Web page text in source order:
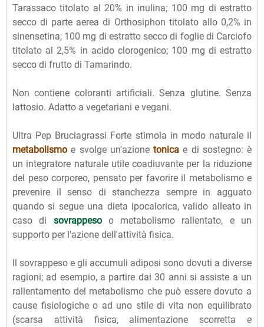
Tarassaco titolato al 20% in inulina; 100 mg di estratto
secco di parte aerea di Orthosiphon titolato allo 0,2% in
sinensetina; 100 mg di estratto secco di foglie di Carciofo
titolato al 2,5% in acido clorogenico; 100 mg di estratto
secco di frutto di Tamarindo.
Non contiene coloranti artificiali. Senza glutine. Senza
lattosio. Adatto a vegetariani e vegani.
Ultra Pep Bruciagrassi Forte stimola in modo naturale il
metabolismo e svolge un'azione tonica e di sostegno: è
un integratore naturale utile coadiuvante per la riduzione
del peso corporeo, pensato per favorire il metabolismo e
prevenire il senso di stanchezza sempre in agguato
quando si segue una dieta ipocalorica, valido alleato in
caso di sovrappesoo metabolismo rallentato, e un
supporto per l'azione dell'attività fisica.
Il sovrappeso e gli accumuli adiposi sono dovuti a diverse
ragioni; ad esempio, a partire dai 30 anni si assiste a un
rallentamento del metabolismo che può essere dovuto a
cause fisiologiche o ad uno stile di vita non equilibrato
(scarsa attività fisica, alimentazione scorretta e